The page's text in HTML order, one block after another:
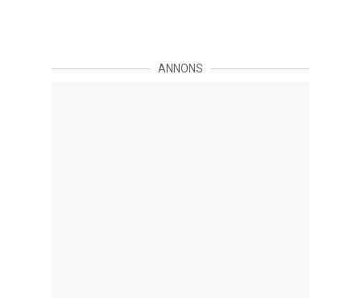
ANNONS